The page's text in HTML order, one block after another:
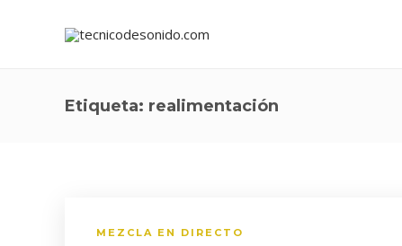
Etiqueta: realimentación
MEZCLA EN DIRECTO